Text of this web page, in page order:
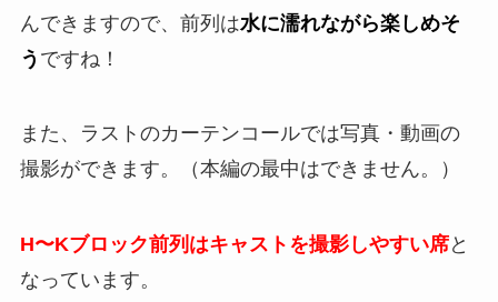
んできますので、前列は水に濡れながら楽しめそ
う ですね！
また、ラストのカーテンコールでは写真・動画の
撮影ができます。（本編の最中はできません。）
H〜Kブロック前列はキャストを撮影しやすい席と
なっています。